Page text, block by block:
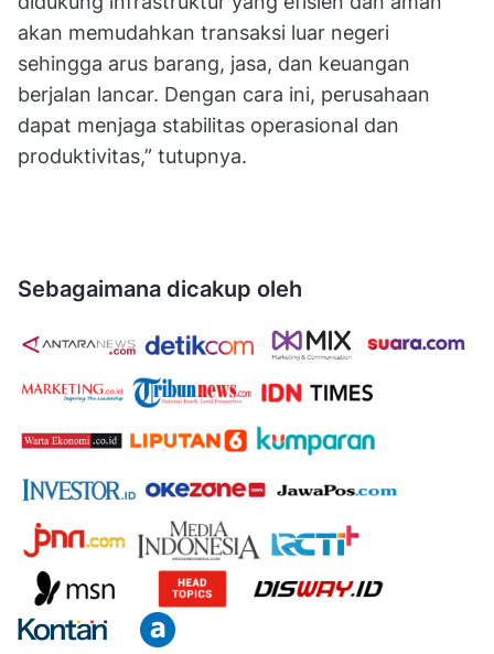
akan memudahkan transaksi luar negeri
sehingga arus barang, jasa, dan keuangan
berjalan lancar. Dengan cara ini, perusahaan
dapat menjaga stabilitas operasional dan
produktivitas,” tutupnya.
Sebagaimana dicakup oleh